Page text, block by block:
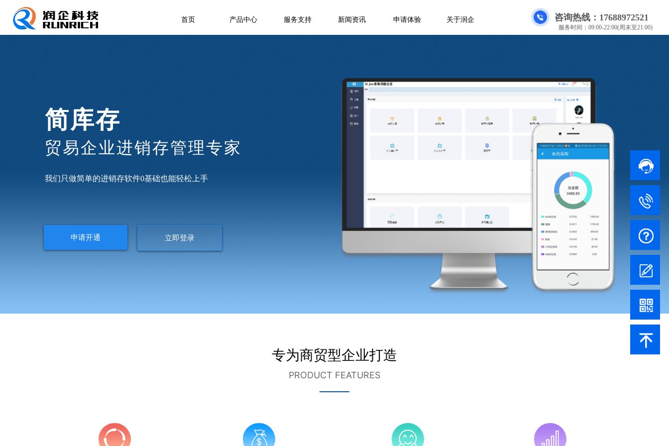
服务时间：09:00-22:00(周末至21:00)
简库存
贸易企业进销存管理专家
我们只做简单的进销存软件0基础也能轻松上手
立即登录
申请开通
专为商贸型企业打造
PRODUCT FEATURES
服务时间：09:00-22:00(周末至21:00)
咨询热线： 17688972521
首页 服务支持 新闻资讯 申请体验 关于润企
产品中心